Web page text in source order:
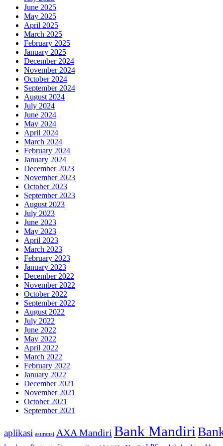
June 2025
May 2025
April 2025
March 2025
February 2025
January 2025
December 2024
November 2024
October 2024
September 2024
August 2024
July 2024
June 2024
May 2024
April 2024
March 2024
February 2024
January 2024
December 2023
November 2023
October 2023
September 2023
August 2023
July 2023
June 2023
May 2023
April 2023
March 2023
February 2023
January 2023
December 2022
November 2022
October 2022
September 2022
August 2022
July 2022
June 2022
May 2022
April 2022
March 2022
February 2022
January 2022
December 2021
November 2021
October 2021
September 2021
aplikasi asuransi AXA Mandiri Bank Mandiri